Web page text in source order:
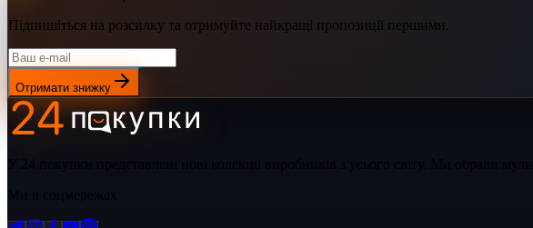
Підпишіться на розсилку та отримуйте найкращі пропозиції першими.
Отримати знижку